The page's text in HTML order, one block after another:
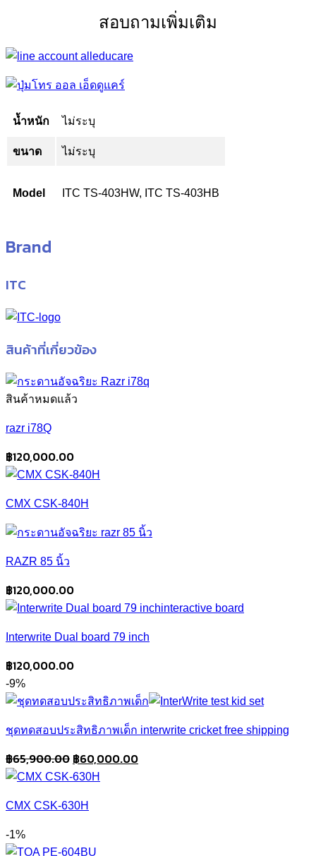
สอบถามเพิ่มเติม
น้ำหนัก ไม่ระบุ
ขนาด ไม่ระบุ
Model ITC TS-403HW, ITC TS-403HB
Brand
ITC
สินค้าที่เกี่ยวข้อง
สินค้าหมดแล้ว
razr i78Q
฿120,000.00
CMX CSK-840H
RAZR 85 นิ้ว
฿120,000.00
Interwrite Dual board 79 inch
฿120,000.00
-9%
ชุดทดสอบประสิทธิภาพเด็ก interwrite cricket free shipping
฿65,900.00 Original
price
฿65,900.00.
฿60,000.00Current
CMX CSK-630H
-1%